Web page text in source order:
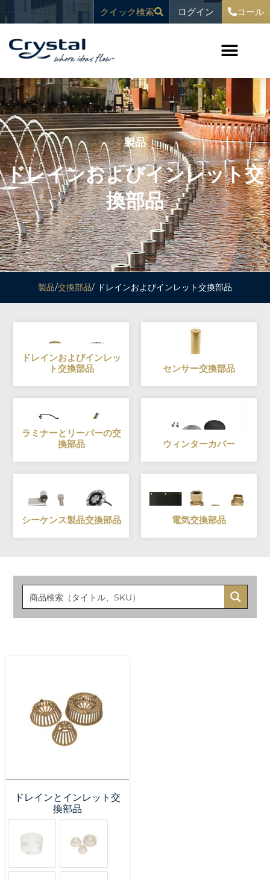
ス
ッ
ン
ス
キ
ッ
プ
クイック検索 ログイン コール
製品
ドレインおよびインレット交
換部品
製品/交換部品/ ドレインおよびインレット交換部品
ドレインおよびインレッ
ト交換部品
センサー交換部品
ラミナーとリーパーの交
換部品
ウィンターカバー
シーケンス製品交換部品 電気交換部品
ドレインとインレット交
換部品